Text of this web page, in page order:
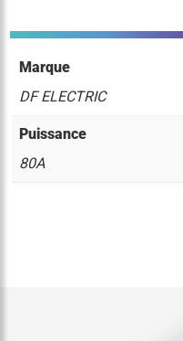
Marque
DF ELECTRIC
Puissance
80A